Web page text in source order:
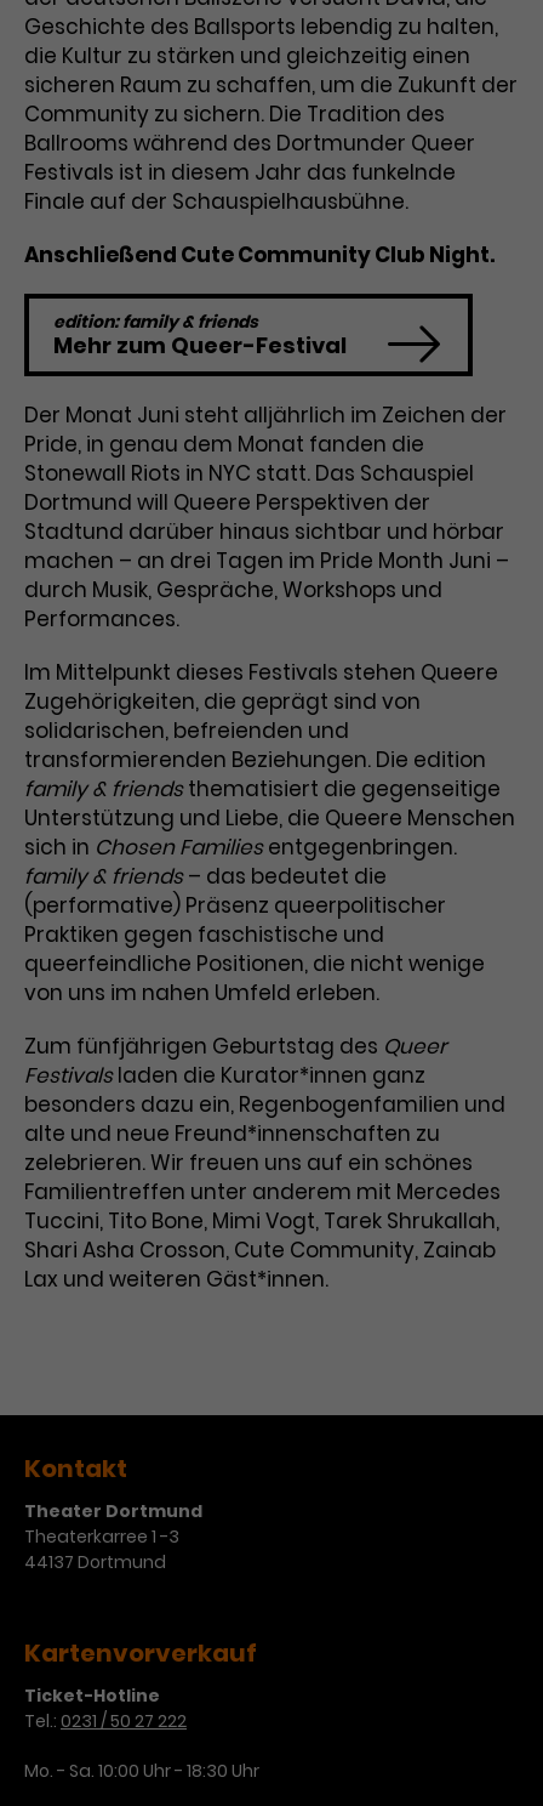
Anbieter Google Analytics
Laufzeit 1 Minute
Das ist ein von Google Analytics
gesetztes Cookie. Bestimmte
Daten werden nur maximal einmal
gesendet. Solange es gesetzt ist,
Datenübertragungen
unterbunden.
Laufzeit 3 Monate
Zweck
Dieses Cookie wird verwendet, um
Nutzerinteraktionen mit
Werbeanzeigen zu messen und
Remarketing-Funktionen
bereitzustellen.
Name IDE
Google / DoubleClick
Laufzeit 1 Jahr
Zweck
Dieses Cookie dient der Anzeige
personalisierter Werbung und
misst die Wirksamkeit von
Werbekampagnen über
verschiedene Websites hinweg.
Geschichte des Ballsports lebendig zu halten,
die Kultur zu stärken und gleichzeitig einen
sicheren Raum zu schaffen, um die Zukunft der
Community zu sichern. Die Tradition des
Ballrooms während des Dortmunder Queer
Festivals ist in diesem Jahr das funkelnde
Finale auf der Schauspielhausbühne.
Anschließend Cute Community Club Night.
edition: family & friends
Mehr zum Queer-Festival
Der Monat Juni steht alljährlich im Zeichen der
Pride, in genau dem Monat fanden die
Stonewall Riots in NYC statt. Das Schauspiel
Dortmund will Queere Perspektiven der
Stadtund darüber hinaus sichtbar und hörbar
machen – an drei Tagen im Pride Month Juni –
durch Musik, Gespräche, Workshops und
Performances.
Im Mittelpunkt dieses Festivals stehen Queere
Zugehörigkeiten, die geprägt sind von
solidarischen, befreienden und
transformierenden Beziehungen. Die edition
family & friendsthematisiert die gegenseitige
Unterstützung und Liebe, die Queere Menschen
sich in Chosen Familiesentgegenbringen.
family & friends– das bedeutet die
(performative) Präsenz queerpolitischer
Praktiken gegen faschistische und
queerfeindliche Positionen, die nicht wenige
von uns im nahen Umfeld erleben.
Zum fünfjährigen Geburtstag des Queer
Festivalsladen die Kurator*innen ganz
besonders dazu ein, Regenbogenfamilien und
alte und neue Freund*innenschaften zu
zelebrieren. Wir freuen uns auf ein schönes
Familientreffen unter anderem mit Mercedes
Tuccini, Tito Bone, Mimi Vogt, Tarek Shrukallah,
Shari Asha Crosson, Cute Community, Zainab
Lax und weiteren Gäst*innen.
Kontakt
Theater Dortmund
Theaterkarree 1 -3
44137 Dortmund
Kartenvorverkauf
Ticket-Hotline
Tel.: 0231 / 50 27 222
Mo. - Sa. 10:00 Uhr - 18:30 Uhr